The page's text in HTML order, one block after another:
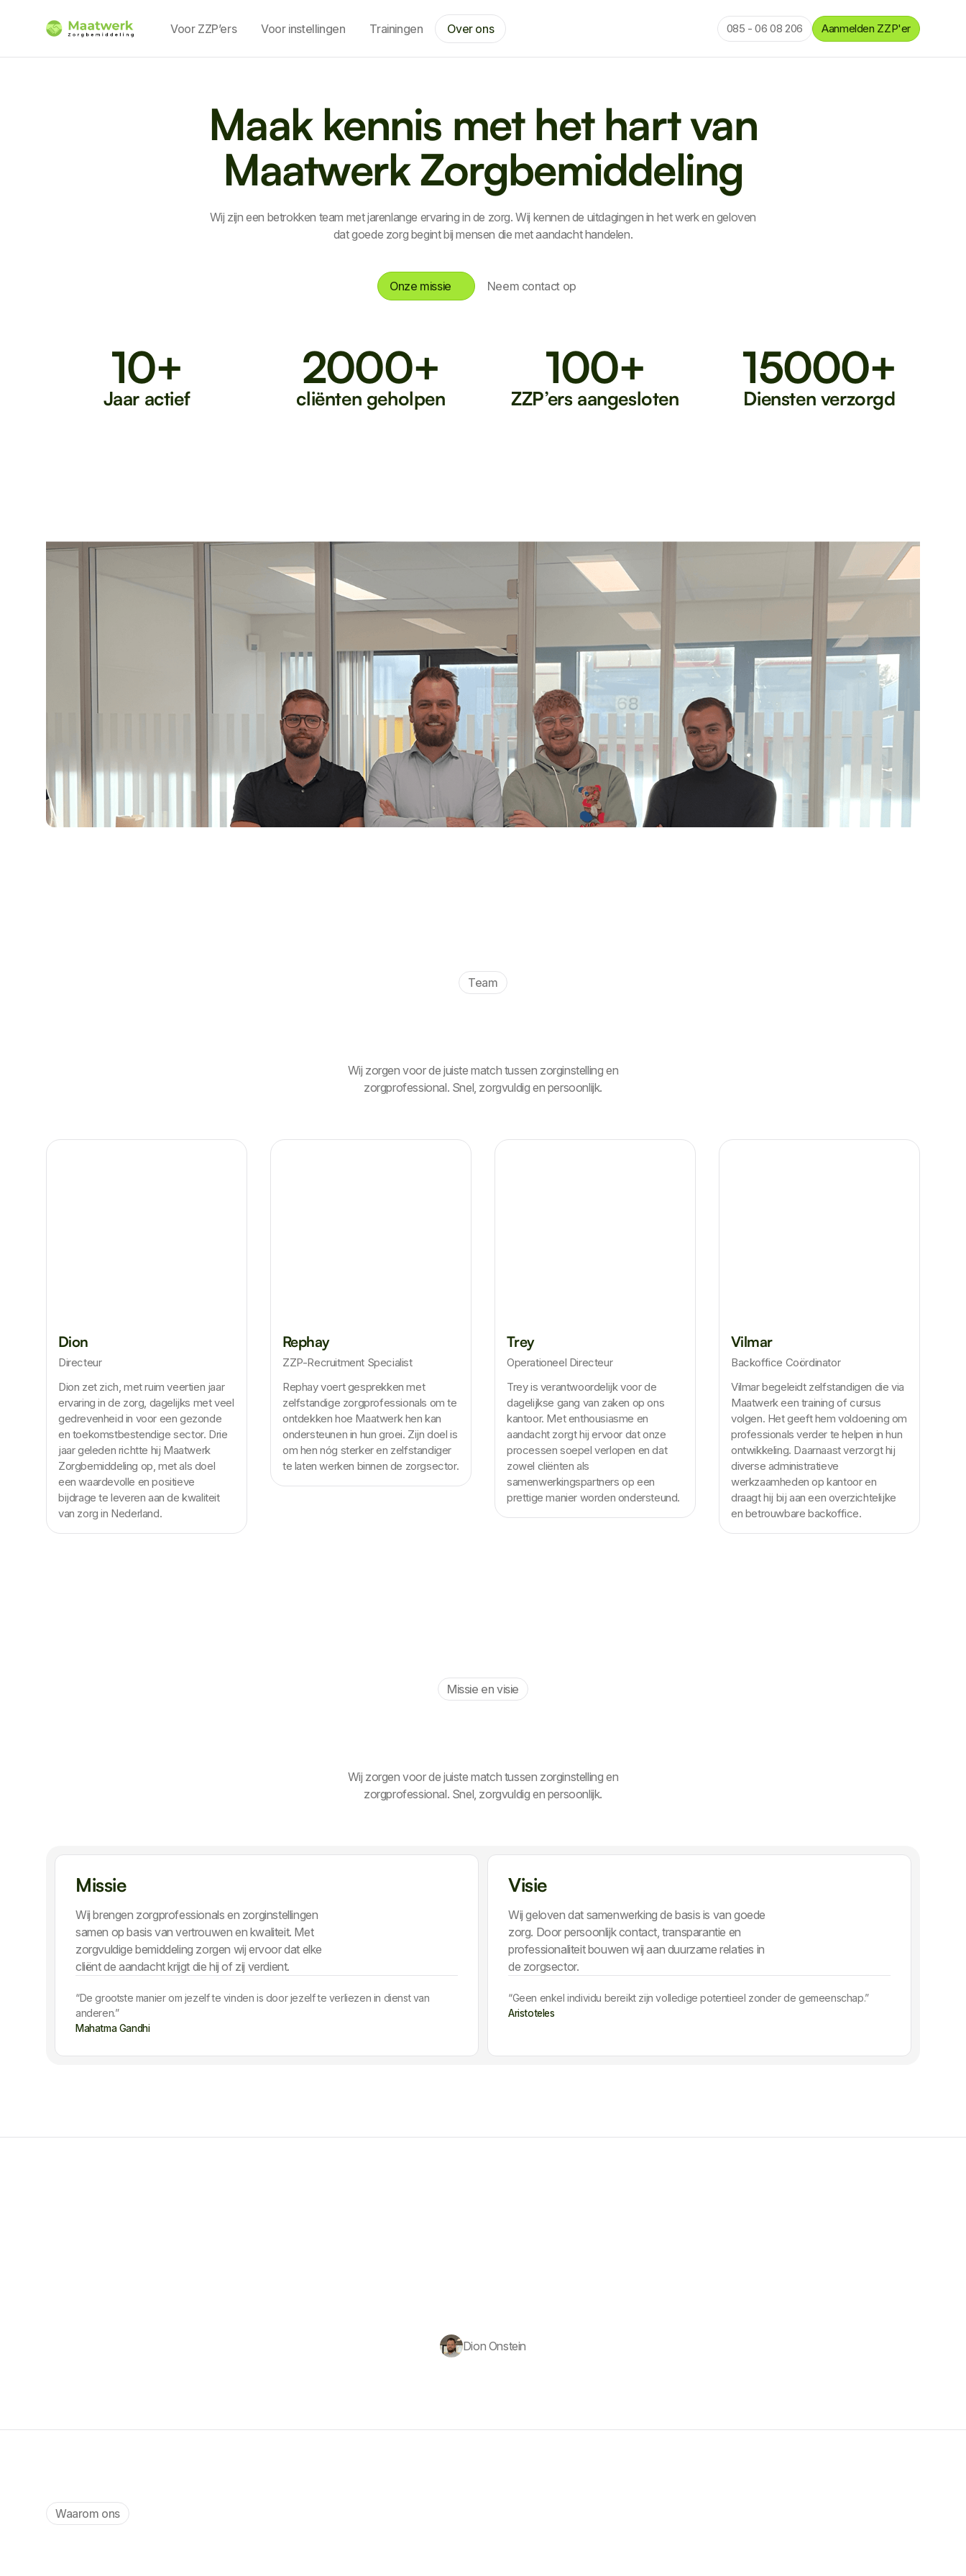
Voor ZZP’ers Voor instellingen Trainingen Over ons 085 - 06 08 206 Aanmelden ZZP'er
Maak kennis met het hart van
Maatwerk Zorgbemiddeling
Wij zijn een betrokken team met jarenlange ervaring in de zorg. Wij kennen de uitdagingen in het werk en geloven
dat goede zorg begint bij mensen die met aandacht handelen.
Onze missie Neem contact op
10+
Jaar actief
2000+
cliënten geholpen
100+
ZZP’ers aangesloten
15000+
Diensten verzorgd
Team
Wij zorgen voor de juiste match tussen zorginstelling en
zorgprofessional. Snel, zorgvuldig en persoonlijk.
Dion
Directeur
Dion zet zich, met ruim veertien jaar
ervaring in de zorg, dagelijks met veel
gedrevenheid in voor een gezonde
en toekomstbestendige sector. Drie
jaar geleden richtte hij Maatwerk
Zorgbemiddeling op, met als doel
een waardevolle en positieve
bijdrage te leveren aan de kwaliteit
van zorg in Nederland.
Rephay
ZZP-Recruitment Specialist
Rephay voert gesprekken met
zelfstandige zorgprofessionals om te
ontdekken hoe Maatwerk hen kan
ondersteunen in hun groei. Zijn doel is
om hen nóg sterker en zelfstandiger
te laten werken binnen de zorgsector.
Trey
Operationeel Directeur
Trey is verantwoordelijk voor de
dagelijkse gang van zaken op ons
kantoor. Met enthousiasme en
aandacht zorgt hij ervoor dat onze
processen soepel verlopen en dat
zowel cliënten als
samenwerkingspartners op een
prettige manier worden ondersteund.
Vilmar
Backoffice Coördinator
Vilmar begeleidt zelfstandigen die via
Maatwerk een training of cursus
volgen. Het geeft hem voldoening om
professionals verder te helpen in hun
ontwikkeling. Daarnaast verzorgt hij
diverse administratieve
werkzaamheden op kantoor en
draagt hij bij aan een overzichtelijke
en betrouwbare backoffice.
Missie en visie
Wij zorgen voor de juiste match tussen zorginstelling en
zorgprofessional. Snel, zorgvuldig en persoonlijk.
Missie
Wij brengen zorgprofessionals en zorginstellingen
samen op basis van vertrouwen en kwaliteit. Met
zorgvuldige bemiddeling zorgen wij ervoor dat elke
cliënt de aandacht krijgt die hij of zij verdient.
“De grootste manier om jezelf te vinden is door jezelf te verliezen in dienst van
anderen.”
Mahatma Gandhi
Visie
Wij geloven dat samenwerking de basis is van goede
zorg. Door persoonlijk contact, transparantie en
professionaliteit bouwen wij aan duurzame relaties in
de zorgsector.
“Geen enkel individu bereikt zijn volledige potentieel zonder de gemeenschap.”
Aristoteles
Dion Onstein
Waarom ons